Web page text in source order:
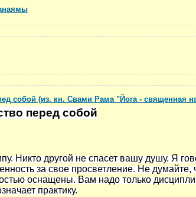
собой (из. кн. Свами Рама "Йога - священная
перед собой
Никто другой не спасет вашу душу. Я
за свое просветление. Не
оснащены. Вам надо только
практику.